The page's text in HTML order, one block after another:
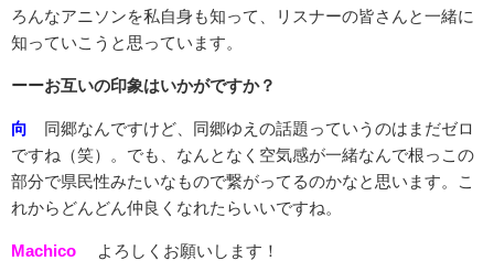
ろんなアニソンを私自身も知って、リスナーの皆さんと一緒に
知っていこうと思っています。
ーーお互いの印象はいかがですか？
向 同郷なんですけど、同郷ゆえの話題っていうのはまだゼロ
ですね（笑）。でも、なんとなく空気感が一緒なんで根っこの
部分で県民性みたいなもので繋がってるのかなと思います。こ
れからどんどん仲良くなれたらいいですね。
Machico よろしくお願いします！